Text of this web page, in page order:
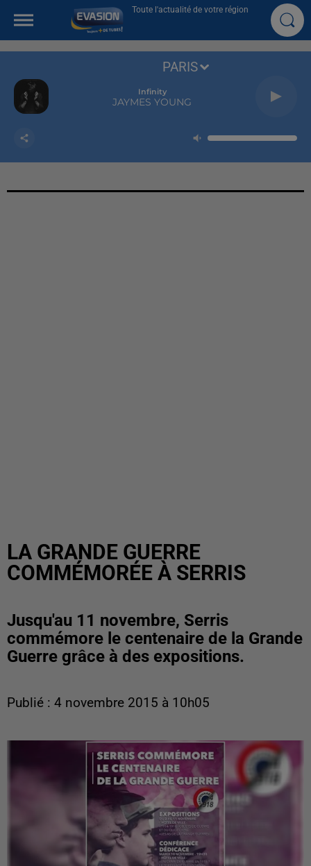
Toute l'actualité de votre région
Infinity
JAYMES YOUNG
PARIS
LA GRANDE GUERRE
COMMÉMORÉE À SERRIS
Jusqu'au 11 novembre, Serris
commémore le centenaire de la Grande
Guerre grâce à des expositions.
Publié : 4 novembre 2015 à 10h05